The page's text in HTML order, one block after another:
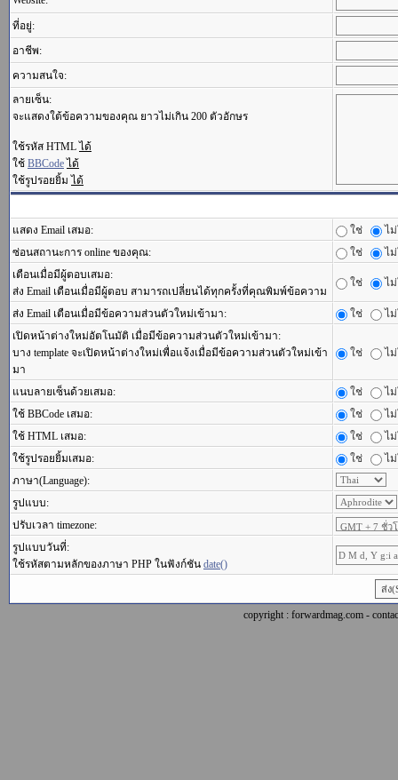
ที่อยู่:
อาชีพ:
ความสนใจ:
ลายเซ็น:
จะแสดงใต้ข้อความของคุณ ยาวไม่เกิน 200 ตัวอักษร
ใช้รหัส HTML ได้
ใช้ BBCode ได้
ใช้รูปรอยยิ้ม ได้
แสดง Email เสมอ: ใช่
ไ
ซ่อนสถานะการ online ของคุณ:
ใช่
ไ
เตือนเมื่อมีผู้ตอบเสมอ:
ส่ง Email เตือนเมื่อมีผู้ตอบ สามารถเปลี่ยนได้ทุกครั้งที่คุณพิมพ์ข้อความ
ใช่ ไ
ส่ง Email เตือนเมื่อมีข้อความส่วนตัวใหม่เข้ามา: ใช่
ไ
เปิดหน้าต่างใหม่อัตโนมัติ เมื่อมีข้อความส่วนตัวใหม่เข้ามา:
บาง template จะเปิดหน้าต่างใหม่เพื่อแจ้งเมื่อมีข้อความส่วนตัวใหม่เข้า
มา
ใช่ ไ
แนบลายเซ็นด้วยเสมอ: ใช่
ไ
ใช้ BBCode เสมอ:
ใช่
ไ
ใช้ HTML เสมอ:
ใช่
ไ
ใช้รูปรอยยิ้มเสมอ:
ใช่
ไ
ภาษา(Language):
รูปแบบ:
ปรับเวลา timezone:
รูปแบบวันที่:
ใช้รหัสตามหลักของภาษา PHP ในฟังก์ชัน date()
copyright : forwardmag.com -